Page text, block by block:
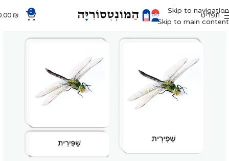
Skip to navigation
Skip to main content
תפריט 0
₪